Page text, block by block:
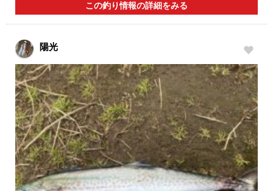
この釣り情報の詳細をみる
陽光